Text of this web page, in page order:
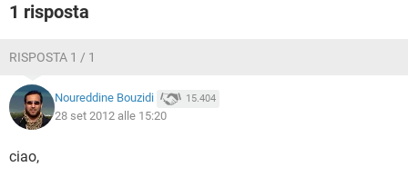
1 risposta
RISPOSTA 1 / 1
Noureddine Bouzidi 15.404
28 set 2012 alle 15:20
ciao,